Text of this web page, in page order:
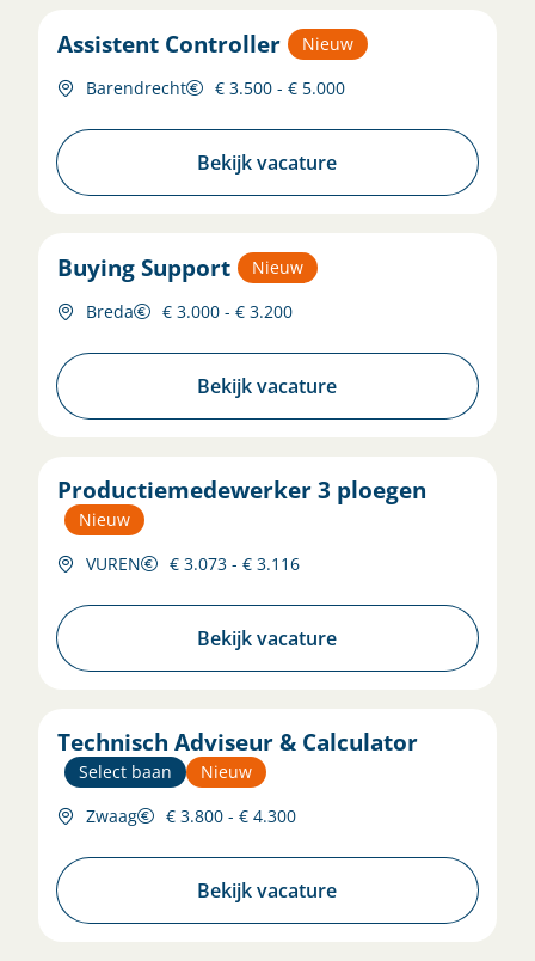
Assistent Controller
Nieuw
Barendrecht
€ 3.500 - € 5.000
Bekijk vacature
Buying Support
Nieuw
Breda
€ 3.000 - € 3.200
Bekijk vacature
Productiemedewerker 3 ploegen
Nieuw
VUREN
€ 3.073 - € 3.116
Bekijk vacature
Technisch Adviseur & Calculator
Select baan
Nieuw
Zwaag
€ 3.800 - € 4.300
Bekijk vacature